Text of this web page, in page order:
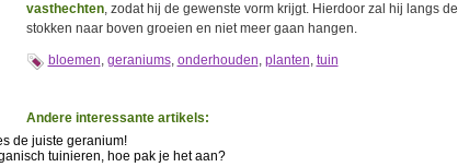
vasthechten, zodat hij de gewenste vorm krijgt. Hierdoor zal hij langs de
stokken naar boven groeien en niet meer gaan hangen.
bloemen, geraniums, onderhouden, planten, tuin
Andere interessante artikels:
de juiste geranium!
tuinieren, hoe pak je het aan?